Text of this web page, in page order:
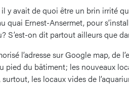
y avait de quoi être un brin irrité
quai Ernest-Ansermet, pour
S’est-on dit partout ailleurs que
l’adresse sur Google map, de
pied du bâtiment; les nouveaux
les locaux vides de